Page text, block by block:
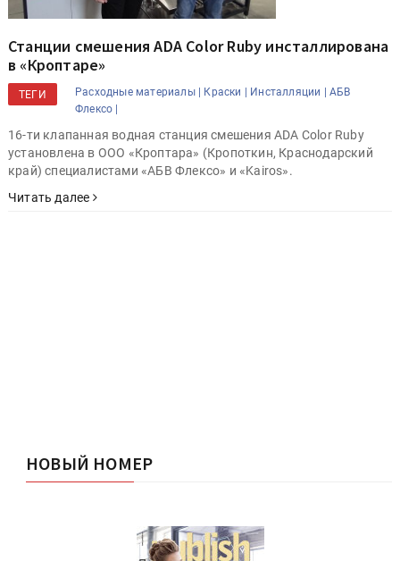
Станции смешения ADA Color Ruby инсталлирована
в «Кроптаре»
ТЕГИ Расходные материалы | Краски | Инсталляции | АБВ
Флексо |
16-ти клапанная водная станция смешения ADA Color Ruby
установлена в ООО «Кроптара» (Кропоткин, Краснодарский
край) специалистами «АБВ Флексо» и «Kairos».
Читать далее
НОВЫЙ НОМЕР